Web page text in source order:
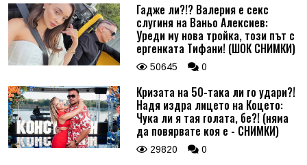
Гадже ли?!? Валерия е секс
слугиня на Ваньо Алексиев:
Уреди му нова тройка, този път с
ергенката Тифани! (ШОК СНИМКИ)
50645 0
Кризата на 50-така ли го удари?!
Надя издра лицето на Коцето:
Чука ли я тая голата, бе?! (няма
да повярвате коя е - СНИМКИ)
29820 0